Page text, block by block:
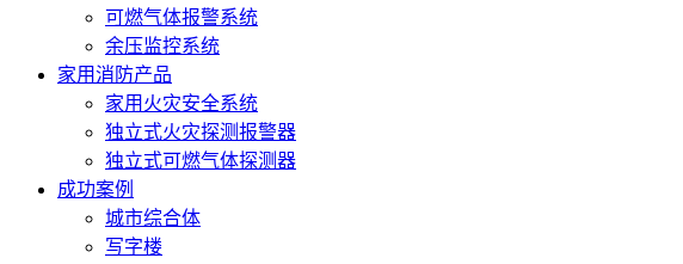
可燃气体报警系统
余压监控系统
家用消防产品
家用火灾安全系统
独立式火灾探测报警器
独立式可燃气体探测器
成功案例
城市综合体
写字楼